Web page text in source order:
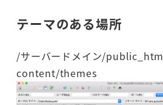
テーマのある場所
/サーバードメイン/
content/themes